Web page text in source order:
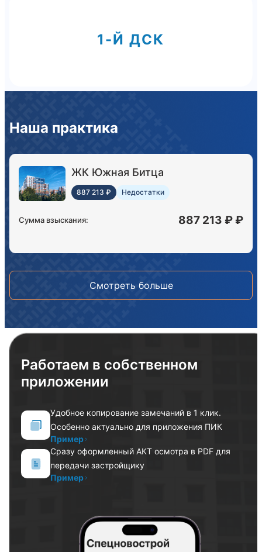
1-Й ДСК
Наша практика
ЖК Южная Битца
887 213 ₽ Недостатки
Сумма взыскания: 887 213 ₽ ₽
Смотреть больше
Работаем в собственном
приложении
Удобное копирование замечаний в 1 клик.
Особенно актуально для приложения ПИК
Пример
Сразу оформленный АКТ осмотра в PDF для
передачи застройщику
Пример